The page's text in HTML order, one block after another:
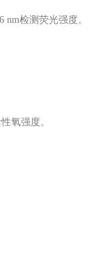
nm检测荧光强度。
氧强度。